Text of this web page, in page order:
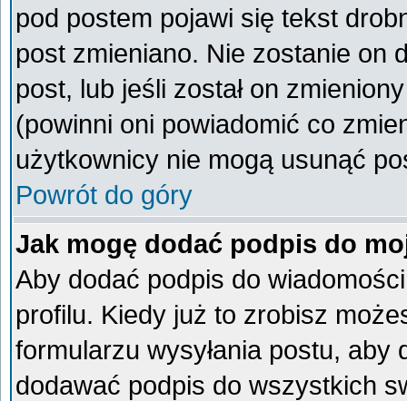
pod postem pojawi się tekst
post zmieniano. Nie zostanie on
post, lub jeśli został on
(powinni oni powiadomić co
użytkownicy nie mogą usunąć
Powrót do góry
Jak mogę dodać podpis do
Aby dodać podpis do
profilu. Kiedy już to zrobisz
formularzu wysyłania postu,
dodawać podpis do wszystkich